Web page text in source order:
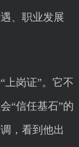
、职业发展
上岗证”。它不
“信任基石”的
，看到他出